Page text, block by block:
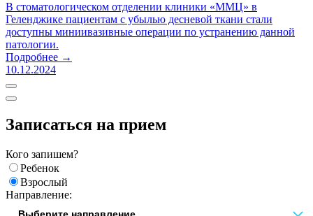
В стоматологическом отделении клиники «ММЦ» в
Геленджике пациентам с убылью десневой ткани стали
доступны миниивазивные операции по устранению данной
патологии.
Подробнее →
10.12.2024
Записаться на прием
Кого запишем?
Ребенок
Взрослый
Направление: